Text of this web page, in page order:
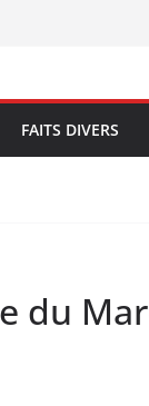
FAITS DIVERS
du